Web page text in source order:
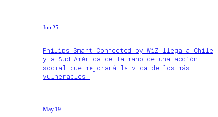
Jun 25
Philips Smart Connected by WiZ llega a Chile
y a Sud América de la mano de una acción
social que mejorará la vida de los más
vulnerables
May 19